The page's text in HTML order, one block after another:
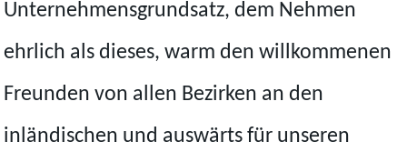
Unternehmensgrundsatz, dem Nehmen
ehrlich als dieses, warm den willkommenen
Freunden von allen Bezirken an den
inländischen und auswärts für unseren